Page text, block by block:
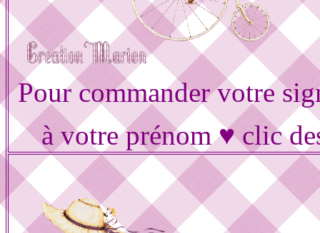
Pour commander votre
à votre prénom ♥ clic